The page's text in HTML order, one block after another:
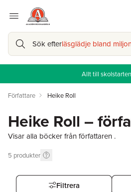
Sök efterläsglädje bland
Allt till
Författare Heike Roll
Heike Roll –
Visar alla böcker från författaren .
5 produkter
Filtrera